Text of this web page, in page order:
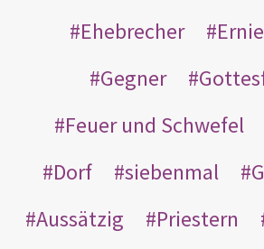
Ehebrecher
Gegner
Feuer und Schwefel
Dorf
siebenmal
Aussätzig
Priestern